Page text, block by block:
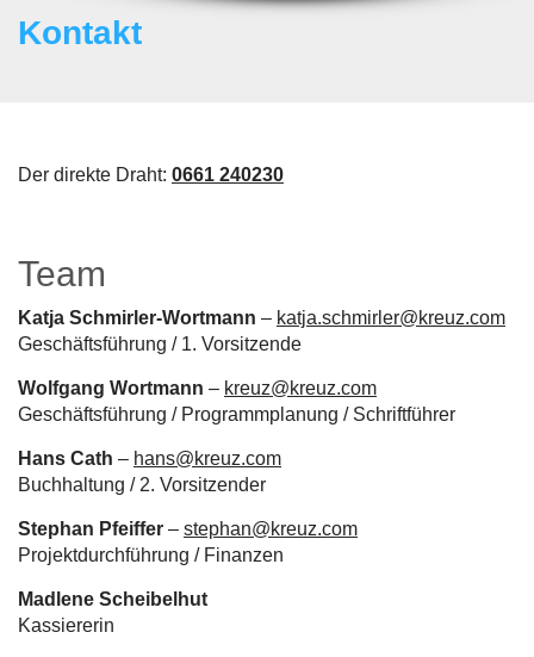
Kontakt
Der direkte Draht: 0661 240230
Team
Katja Schmirler-Wortmann – katja.schmirler@kreuz.com
Geschäftsführung / 1. Vorsitzende
Wolfgang Wortmann – kreuz@kreuz.com
Geschäftsführung / Programmplanung / Schriftführer
Hans Cath – hans@kreuz.com
Buchhaltung / 2. Vorsitzender
Stephan Pfeiffer – stephan@kreuz.com
Projektdurchführung / Finanzen
Madlene Scheibelhut
Kassiererin